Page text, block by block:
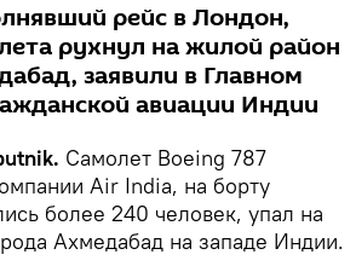
рейс в Лондон,
рухнул на жилой район
заявили в Главном
авиации Индии
Самолет Boeing 787
Air India, на борту
более 240 человек, упал на
Ахмедабад на западе Индии.